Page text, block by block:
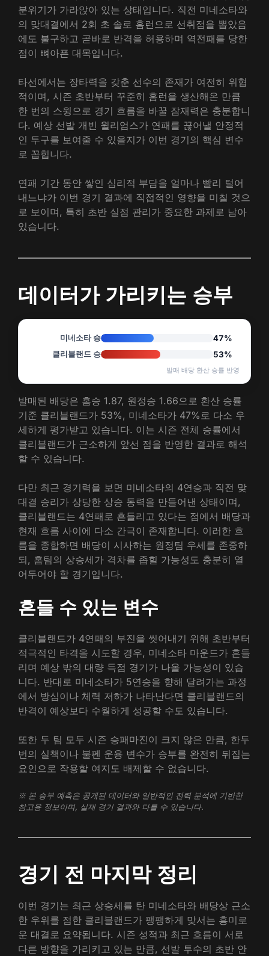
분위기가 가라앉아 있는 상태입니다. 직전 미네소타와
의 맞대결에서 2회 초 솔로 홈런으로 선취점을 뽑았음
에도 불구하고 곧바로 반격을 허용하며 역전패를 당한
점이 뼈아픈 대목입니다.
타선에서는 장타력을 갖춘 선수의 존재가 여전히 위협
적이며, 시즌 초반부터 꾸준히 홈런을 생산해온 만큼
한 번의 스윙으로 경기 흐름을 바꿀 잠재력은 충분합니
다. 예상 선발 개빈 윌리엄스가 연패를 끊어낼 안정적
인 투구를 보여줄 수 있을지가 이번 경기의 핵심 변수
로 꼽힙니다.
연패 기간 동안 쌓인 심리적 부담을 얼마나 빨리 털어
내느냐가 이번 경기 결과에 직접적인 영향을 미칠 것으
로 보이며, 특히 초반 실점 관리가 중요한 과제로 남아
있습니다.
데이터가 가리키는 승부
미네소타 승 47%
클리블랜드 승 53%
발매 배당 환산 승률 반영
발매된 배당은 홈승 1.87, 원정승 1.66으로 환산 승률
기준 클리블랜드가 53%, 미네소타가 47%로 다소 우
세하게 평가받고 있습니다. 이는 시즌 전체 승률에서
클리블랜드가 근소하게 앞선 점을 반영한 결과로 해석
할 수 있습니다.
다만 최근 경기력을 보면 미네소타의 4연승과 직전 맞
대결 승리가 상당한 상승 동력을 만들어낸 상태이며,
클리블랜드는 4연패로 흔들리고 있다는 점에서 배당과
현재 흐름 사이에 다소 간극이 존재합니다. 이러한 흐
름을 종합하면 배당이 시사하는 원정팀 우세를 존중하
되, 홈팀의 상승세가 격차를 좁힐 가능성도 충분히 열
어두어야 할 경기입니다.
흔들 수 있는 변수
클리블랜드가 4연패의 부진을 씻어내기 위해 초반부터
적극적인 타격을 시도할 경우, 미네소타 마운드가 흔들
리며 예상 밖의 대량 득점 경기가 나올 가능성이 있습
니다. 반대로 미네소타가 5연승을 향해 달려가는 과정
에서 방심이나 체력 저하가 나타난다면 클리블랜드의
반격이 예상보다 수월하게 성공할 수도 있습니다.
또한 두 팀 모두 시즌 승패마진이 크지 않은 만큼, 한두
번의 실책이나 불펜 운용 변수가 승부를 완전히 뒤집는
요인으로 작용할 여지도 배제할 수 없습니다.
※ 본 승부 예측은 공개된 데이터와 일반적인 전력 분석에 기반한
참고용 정보이며, 실제 경기 결과와 다를 수 있습니다.
경기 전 마지막 정리
이번 경기는 최근 상승세를 탄 미네소타와 배당상 근소
한 우위를 점한 클리블랜드가 팽팽하게 맞서는 흥미로
운 대결로 요약됩니다. 시즌 성적과 최근 흐름이 서로
다른 방향을 가리키고 있는 만큼, 선발 투수의 초반 안